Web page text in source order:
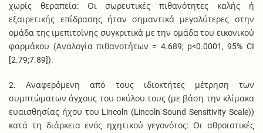
χωρίς θεραπεία: Οι σωρευτικές πιθανότητες καλής ή
εξαιρετικής επίδρασης ήταν σημαντικά μεγαλύτερες στην
ομάδα της ιμεπιτοΐνης συγκριτικά με την ομάδα του εικονικού
φαρμάκου (Αναλογία πιθανοτήτων = 4.689; p<0.0001, 95% CI
[2.79;7.89]).
2. Αναφερόμενη από τους ιδιοκτήτες μέτρηση των
συμπτώματων άγχους του σκύλου τους (με βάση την κλίμακα
ευαισθησίας ήχου του Lincoln (Lincoln Sound Sensitivity Scale))
κατά τη διάρκεια ενός ηχητικού γεγονότος: Οι αθροιστικές